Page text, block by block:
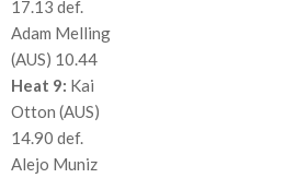
17.13 def.
Adam Melling
(AUS) 10.44
Heat 9: Kai
Otton (AUS)
14.90 def.
Alejo Muniz